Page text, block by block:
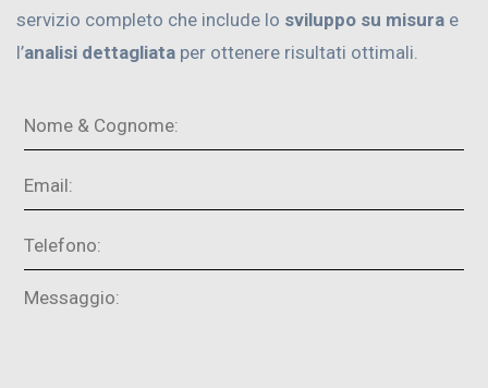
servizio completo che include lo sviluppo su misura e
l’analisi dettagliata per ottenere risultati ottimali.